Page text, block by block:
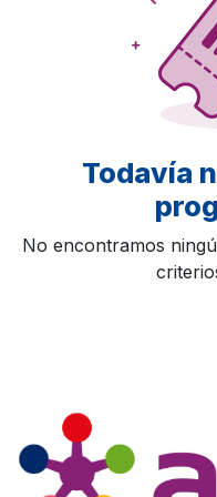
Todavía
No encontramos